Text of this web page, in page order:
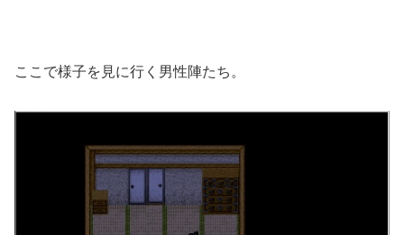
ここで様子を見に行く男性陣たち。